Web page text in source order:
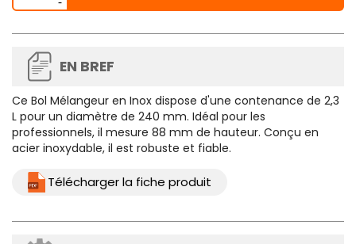
EN BREF
Ce Bol Mélangeur en Inox dispose d'une contenance de 2,3
L pour un diamètre de 240 mm. Idéal pour les
professionnels, il mesure 88 mm de hauteur. Conçu en
acier inoxydable, il est robuste et fiable.
Télécharger la fiche produit